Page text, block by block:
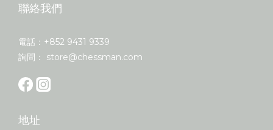
聯絡我們
電話：+852 9431 9339
詢問： store@chessman.com
地址